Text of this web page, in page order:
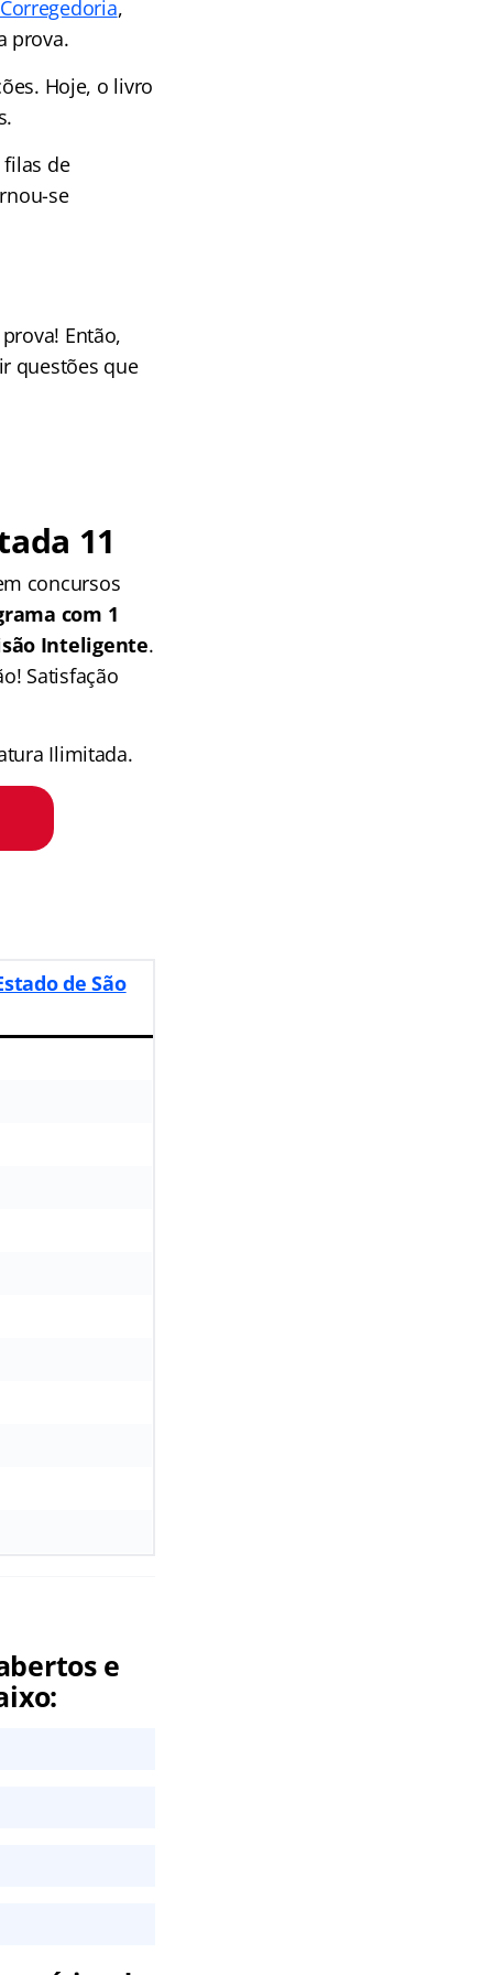
,
prova.
Hoje, o livro
de
se
Então,
questões que
11
concursos
com 1
Inteligente.
Satisfação
Ilimitada.
de São
e